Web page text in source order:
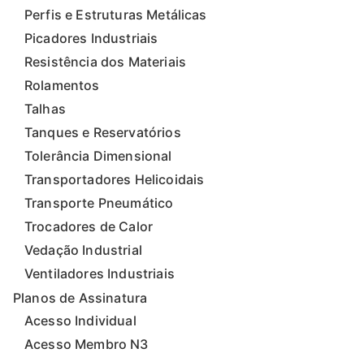
Perfis e Estruturas Metálicas
Picadores Industriais
Resistência dos Materiais
Rolamentos
Talhas
Tanques e Reservatórios
Tolerância Dimensional
Transportadores Helicoidais
Transporte Pneumático
Trocadores de Calor
Vedação Industrial
Ventiladores Industriais
Planos de Assinatura
Acesso Individual
Acesso Membro N3